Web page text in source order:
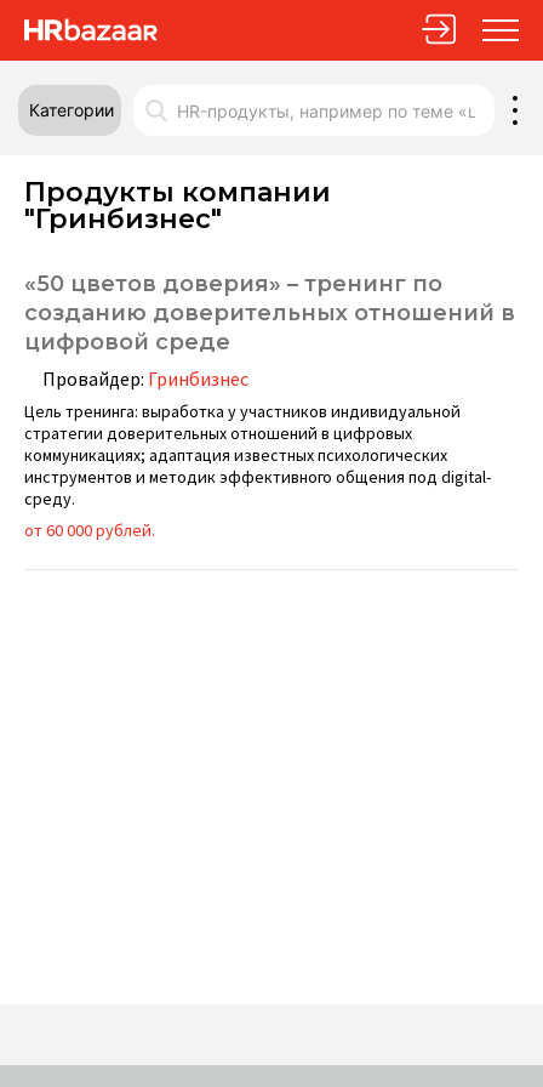
Категории
Продукты компании
"Гринбизнес"
«50 цветов доверия» – тренинг по
созданию доверительных отношений в
цифровой среде
Провайдер: Гринбизнес
Цель тренинга: выработка у участников индивидуальной
стратегии доверительных отношений в цифровых
коммуникациях; адаптация известных психологических
инструментов и методик эффективного общения под digital-
среду.
от 60 000 рублей.